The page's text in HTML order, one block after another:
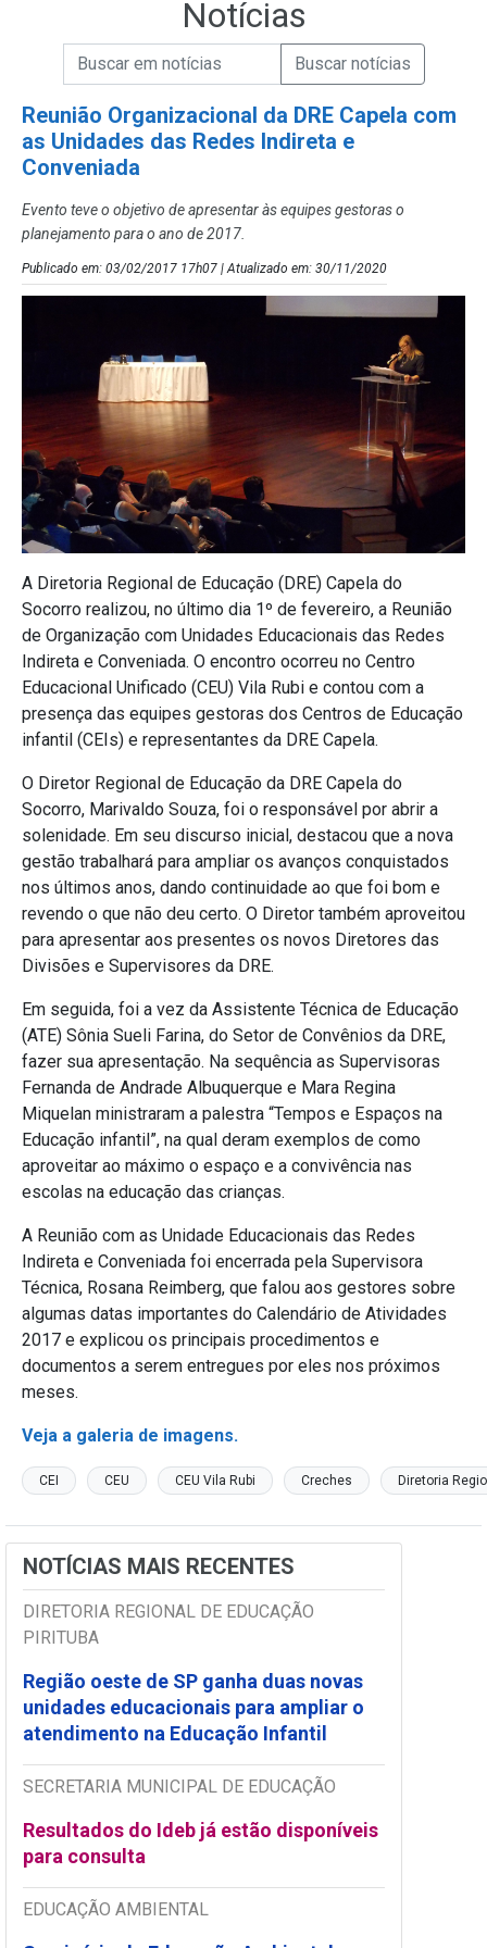
Notícias
Campo de Busca de Notícias
Campo de Busca de informaçõesEnviar a Busca de Notícias
Reunião Organizacional da DRE Capela com
as Unidades das Redes Indireta e
Conveniada
Evento teve o objetivo de apresentar às equipes gestoras o
planejamento para o ano de 2017.
Publicado em: 03/02/2017 17h07 | Atualizado em: 30/11/2020
A Diretoria Regional de Educação (DRE) Capela do
Socorro realizou, no último dia 1º de fevereiro, a Reunião
de Organização com Unidades Educacionais das Redes
Indireta e Conveniada. O encontro ocorreu no Centro
Educacional Unificado (CEU) Vila Rubi e contou com a
presença das equipes gestoras dos Centros de Educação
infantil (CEIs) e representantes da DRE Capela.
O Diretor Regional de Educação da DRE Capela do
Socorro, Marivaldo Souza, foi o responsável por abrir a
solenidade. Em seu discurso inicial, destacou que a nova
gestão trabalhará para ampliar os avanços conquistados
nos últimos anos, dando continuidade ao que foi bom e
revendo o que não deu certo. O Diretor também aproveitou
para apresentar aos presentes os novos Diretores das
Divisões e Supervisores da DRE.
Em seguida, foi a vez da Assistente Técnica de Educação
(ATE) Sônia Sueli Farina, do Setor de Convênios da DRE,
fazer sua apresentação. Na sequência as Supervisoras
Fernanda de Andrade Albuquerque e Mara Regina
Miquelan ministraram a palestra “Tempos e Espaços na
Educação infantil”, na qual deram exemplos de como
aproveitar ao máximo o espaço e a convivência nas
escolas na educação das crianças.
A Reunião com as Unidade Educacionais das Redes
Indireta e Conveniada foi encerrada pela Supervisora
Técnica, Rosana Reimberg, que falou aos gestores sobre
algumas datas importantes do Calendário de Atividades
2017 e explicou os principais procedimentos e
documentos a serem entregues por eles nos próximos
meses.
Veja a galeria de imagens.
CEI CEU CEU Vila Rubi Creches Diretoria
NOTÍCIAS MAIS RECENTES
DIRETORIA REGIONAL DE EDUCAÇÃO
PIRITUBA
Região oeste de SP ganha duas novas
unidades educacionais para ampliar o
atendimento na Educação Infantil
SECRETARIA MUNICIPAL DE EDUCAÇÃO
Resultados do Ideb já estão disponíveis
para consulta
EDUCAÇÃO AMBIENTAL